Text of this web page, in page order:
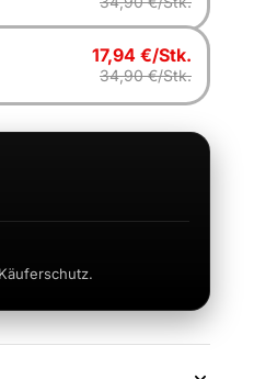
17,94 €/Stk.
34,90 €/Stk.